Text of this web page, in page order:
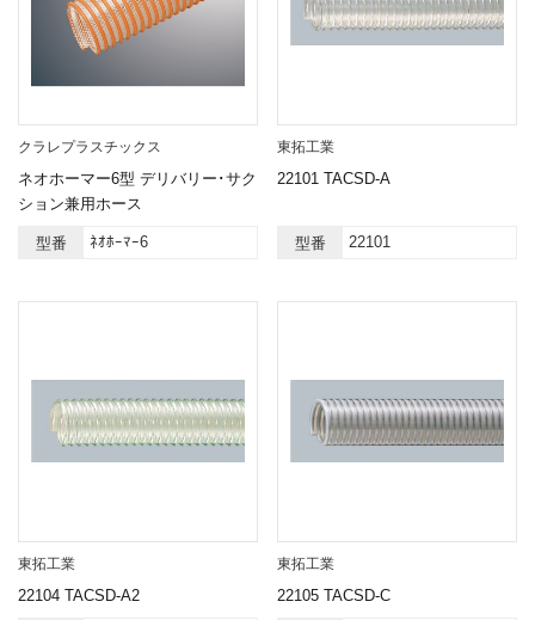
クラレプラスチックス
ネオホーマー6型 デリバリー･サク
ション兼用ホース
型番 ﾈｵﾎｰﾏｰ6
東拓工業
22101 TACSD-A
型番 22101
東拓工業
22104 TACSD-A2
東拓工業
22105 TACSD-C